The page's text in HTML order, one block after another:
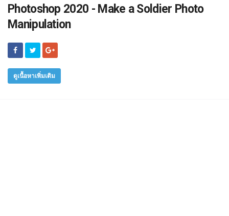
Photoshop 2020 - Make a Soldier Photo
Manipulation
ดูเนื้อหาเพิ่มเติม